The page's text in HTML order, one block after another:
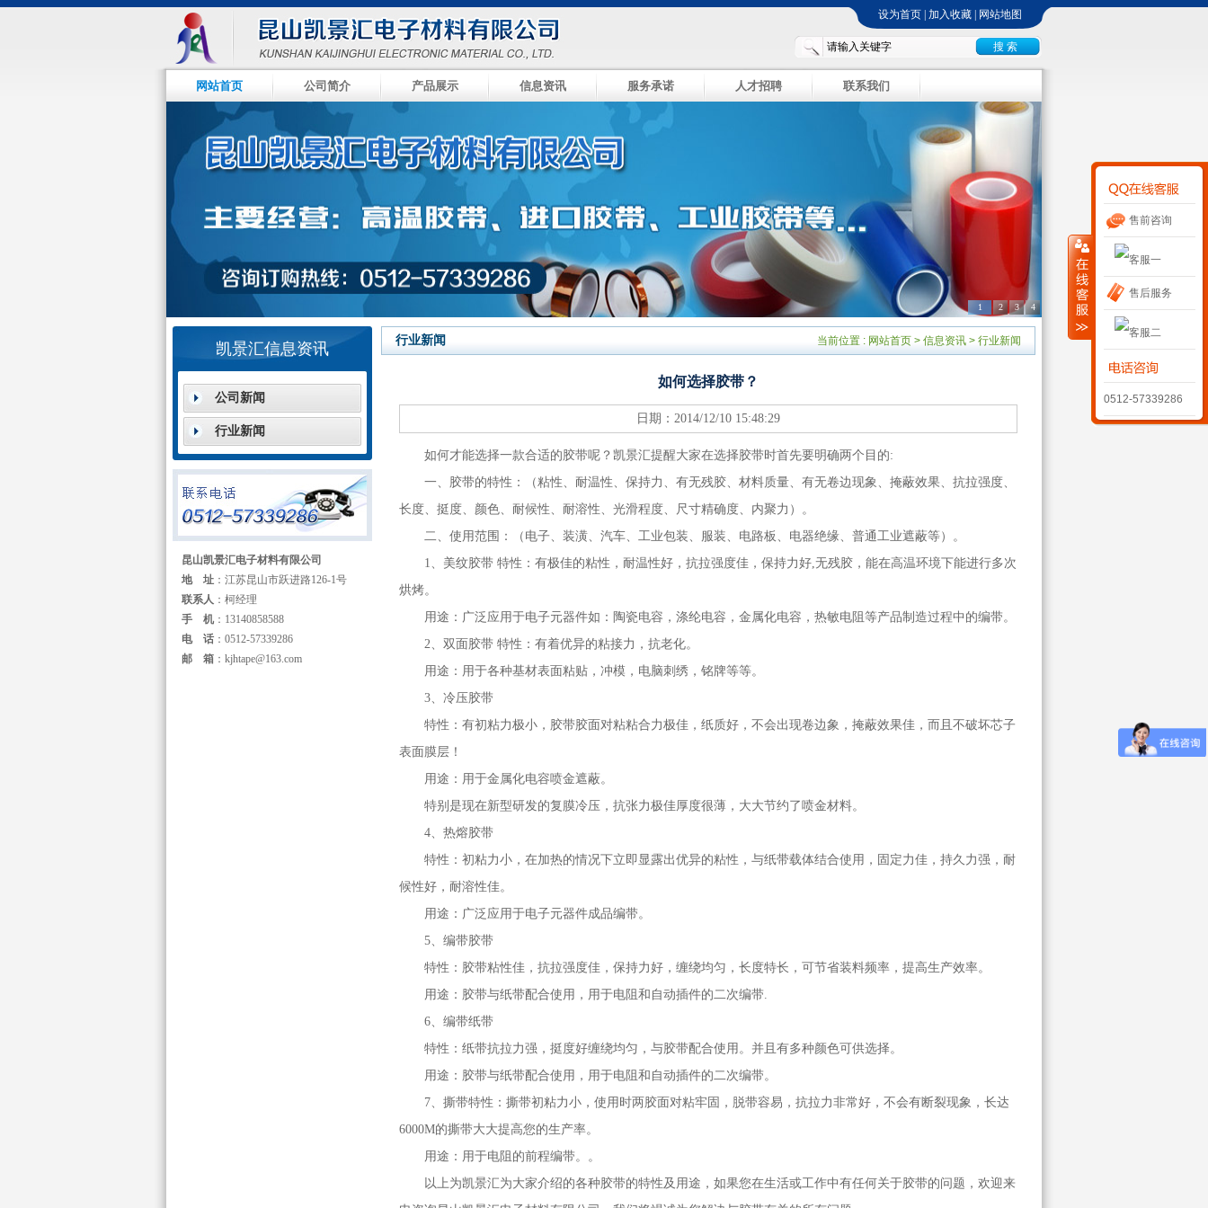
设为首页 加入收藏 网站地图
网站首页 公司简介 产品展示 信息资讯 服务承诺 人才招聘 联系我们
2 3 4
凯景汇信息资讯
公司新闻
行业新闻
昆山凯景汇电子材料有限公司
地 址 ：江苏昆山市跃进路126-1号
联系人 ：柯经理
手 机 ：13140858588
电 话 ：0512-57339286
邮 箱 ：kjhtape@163.com
当前位置 : 网站首页 > 信息资讯 > 行业新闻
行业新闻
如何选择胶带？
日期：2014/12/10 15:48:29
如何才能选择一款合适的胶带呢？凯景汇提醒大家在选择胶带时首先要明确两个目的:
一、胶带的特性：（粘性、耐温性、保持力、有无残胶、材料质量、有无卷边现象、掩蔽效果、抗拉强度、
长度、挺度、颜色、耐候性、耐溶性、光滑程度、尺寸精确度、内聚力）。
二、使用范围：（电子、装潢、汽车、工业包装、服装、电路板、电器绝缘、普通工业遮蔽等）。
1、美纹胶带 特性：有极佳的粘性，耐温性好，抗拉强度佳，保持力好,无残胶，能在高温环境下能进行多次
烘烤。
用途：广泛应用于电子元器件如：陶瓷电容，涤纶电容，金属化电容，热敏电阻等产品制造过程中的编带。
2、双面胶带 特性：有着优异的粘接力，抗老化。
用途：用于各种基材表面粘贴，冲模，电脑刺绣，铭牌等等。
3、冷压胶带
特性：有初粘力极小，胶带胶面对粘粘合力极佳，纸质好，不会出现卷边象，掩蔽效果佳，而且不破坏芯子
表面膜层！
用途：用于金属化电容喷金遮蔽。
特别是现在新型研发的复膜冷压，抗张力极佳厚度很薄，大大节约了喷金材料。
4、热熔胶带
特性：初粘力小，在加热的情况下立即显露出优异的粘性，与纸带载体结合使用，固定力佳，持久力强，耐
候性好，耐溶性佳。
用途：广泛应用于电子元器件成品编带。
5、编带胶带
特性：胶带粘性佳，抗拉强度佳，保持力好，缠绕均匀，长度特长，可节省装料频率，提高生产效率。
用途：胶带与纸带配合使用，用于电阻和自动插件的二次编带.
6、编带纸带
特性：纸带抗拉力强，挺度好缠绕均匀，与胶带配合使用。并且有多种颜色可供选择。
用途：胶带与纸带配合使用，用于电阻和自动插件的二次编带。
7、撕带特性：撕带初粘力小，使用时两胶面对粘牢固，脱带容易，抗拉力非常好，不会有断裂现象，长达
6000M的撕带大大提高您的生产率。
用途：用于电阻的前程编带。。
以上为凯景汇为大家介绍的各种胶带的特性及用途，如果您在生活或工作中有任何关于胶带的问题，欢迎来
售前咨询
售后服务
0512-57339286